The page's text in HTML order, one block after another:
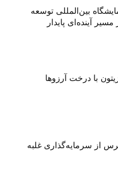
بین‌المللی توسعه
آینده‌ای پایدار
با درخت آرزوها
از سرمایه‌گذاری غلبه